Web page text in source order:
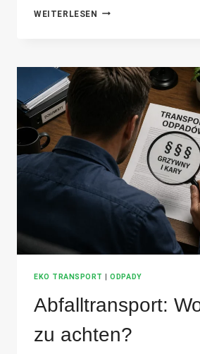
WEITERLESEN RÜCKNAHME
VON
SANKTIONEN
EKO TRANSPORT |ODPADY
Abfalltransport:
zu achten?